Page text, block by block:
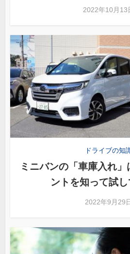
2022年10月13
ドライブの知
ミニバンの「車庫入れ
ントを知って試し
2022年9月29